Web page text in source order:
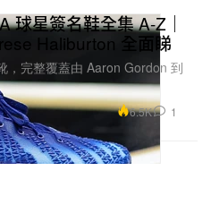
球星簽名鞋全集 A-Z｜
Haliburton 全面睇
，完整覆蓋由 Aaron Gordon 到
6.5K 1